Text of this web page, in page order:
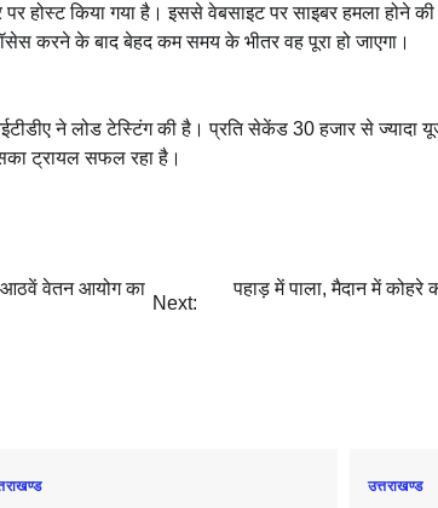
होस्ट किया गया है। इससे वेबसाइट पर साइबर हमला होने की
करने के बाद बेहद कम समय के भीतर वह पूरा हो जाएगा।
ने लोड टेस्टिंग की है। प्रति सेकेंड 30 हजार से ज्यादा
ट्रायल सफल रहा है।
आठवें वेतन आयोग का
Next:
पहाड़ में पाला, मैदान में कोहरे
उत्तराखण्ड